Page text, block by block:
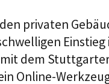
privaten
Einstieg
dem
Online-